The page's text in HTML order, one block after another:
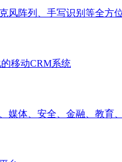
风阵列、手写识别等全方
移动CRM系统
媒体、安全、金融、教育